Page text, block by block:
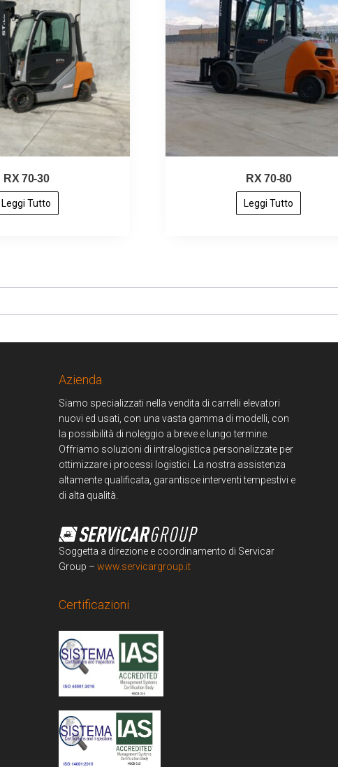
RX 70-30
Leggi Tutto
RX 70-80
Leggi Tutto
Azienda
Siamo specializzati nella vendita di carrelli elevatori
nuovi ed usati, con una vasta gamma di modelli, con
la possibilità di noleggio a breve e lungo termine.
Offriamo soluzioni di intralogistica personalizzate per
ottimizzare i processi logistici. La nostra assistenza
altamente qualificata, garantisce interventi tempestivi e
di alta qualità.
Soggetta a direzione e coordinamento di Servicar
Group – www.servicargroup.it
Certificazioni